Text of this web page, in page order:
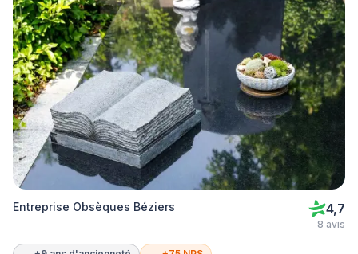
Entreprise Obsèques Béziers 4,7
8 avis